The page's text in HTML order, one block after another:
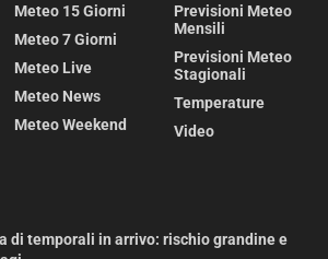
Meteo 15 Giorni
Meteo 7 Giorni
Meteo Live
Meteo News
Meteo Weekend
Previsioni Meteo
Mensili
Previsioni Meteo
Stagionali
Temperature
Video
di temporali in arrivo: rischio grandine e